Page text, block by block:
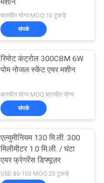
मशीन
बातचीत योग्य MOQ:10 टुकड़े
संपर्क
रिमोट कंट्रोल 300CBM 6W
पोम नोजल स्केंट एयर मशीन
बातचीत योग्य MOQ:बातचीत योग्य
संपर्क
एल्युमीनियम 130 मि.ली. 300
मिलीमीटर 1.0 मि.ली. / घंटा
एयर फ्रेगरेंस डिफ्यूज़र
USD 80-100 MOQ:20 टुकड़े